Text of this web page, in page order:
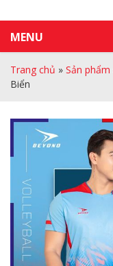
MENU
Trang chủ » Sản phẩm
Biển